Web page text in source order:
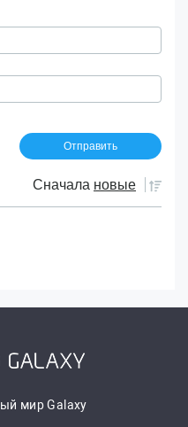
Сначала новые
мир Galaxy